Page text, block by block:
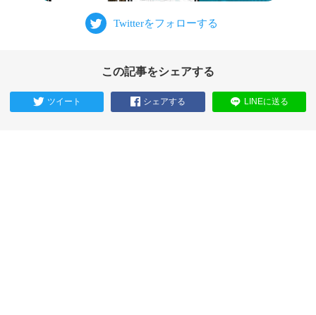
この記事をシェアする
ツイート シェアする LINEに送る